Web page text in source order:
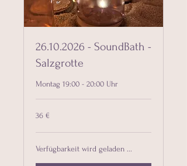
26.10.2026 - SoundBath -
Salzgrotte
Montag 19:00 - 20:00 Uhr
36
Euro
36 €
Verfügbarkeit wird geladen ...